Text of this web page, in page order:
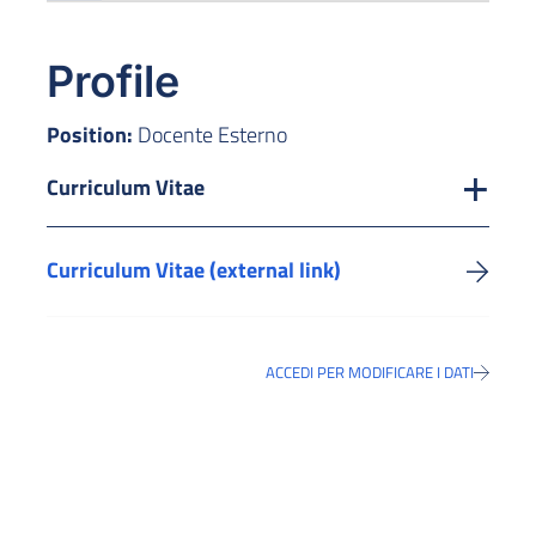
Profile
Position: Docente Esterno
Curriculum Vitae
Curriculum Vitae (external link)
ACCEDI PER MODIFICARE I DATI